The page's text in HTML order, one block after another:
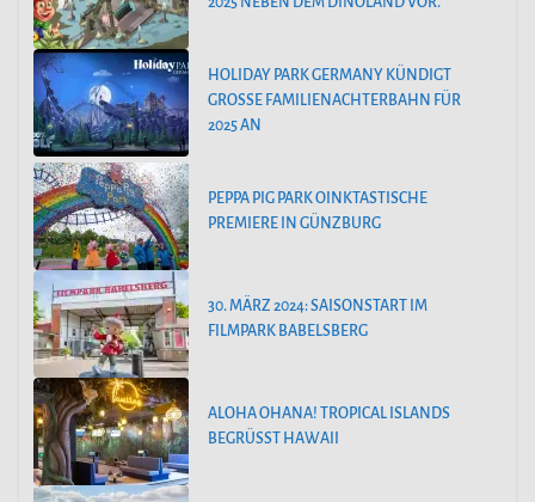
HOLIDAY PARK GERMANY KÜNDIGT
GROSSE FAMILIENACHTERBAHN FÜR 2
025 AN
PEPPA PIG PARK OINKTASTISCHE
PREMIERE IN GÜNZBURG
30. MÄRZ 2024: SAISONSTART IM
FILMPARK BABELSBERG
ALOHA OHANA! TROPICAL ISLANDS
BEGRÜSST HAWAII